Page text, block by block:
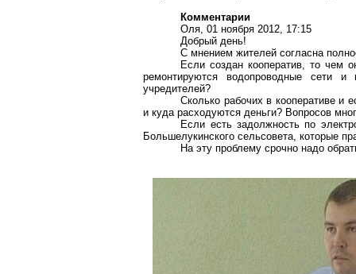
Комментарии
Оля, 01 ноября 2012, 17:15
Добрый день!
С мнением жителей согласна
Если создан кооператив, то чем
ремонтируются водопроводные сети
учредителей?
Сколько рабочих в кооперативе и
и куда расходуются деньги? Вопросов
Если есть задолжность по
Большелукинского сельсовета, которые
На эту проблему срочно надо